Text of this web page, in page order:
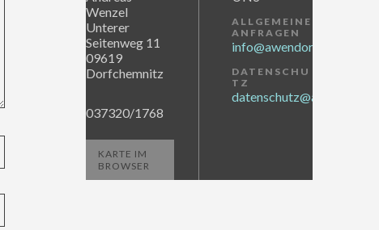
Wenzel
Unterer
Seitenweg 11
09619
Dorfchemnitz
037320/1768
KARTE IM
BROWSER
ALLGEMEINE
ANFRAGEN
info@awendor.de
DATENSCHU
TZ
datenschutz@awendor.de